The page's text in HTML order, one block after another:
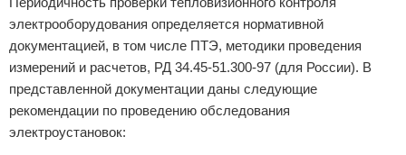
электрооборудования определяется нормативной
документацией, в том числе ПТЭ, методики проведения
измерений и расчетов, РД 34.45-51.300-97 (для России). В
представленной документации даны следующие
рекомендации по проведению обследования
электроустановок: